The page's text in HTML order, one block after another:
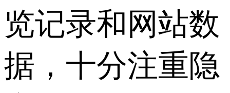
览记录和网站数
据，十分注重隐